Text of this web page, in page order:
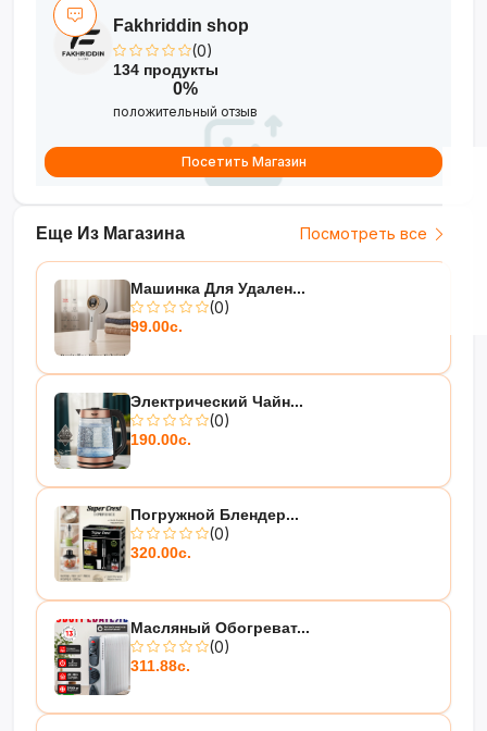
настройки и режимы
•Режимы готовки— жарка, гриль, суп, тушение
•Компактный дизайн
любой кухни
Мощность, удобство и современные
технологии на вашей кухне!
Еще Из Магазина Посмотреть все
Машинка Для Удален...
(0)
99.00с.
Электрический Чайн...
(0)
190.00с.
Погружной Блендер...
(0)
320.00с.
Масляный Обогреват...
(0)
311.88с.
Fakhriddin shop
(0)
134 продукты
0%
положительный отзыв
Посетить Магазин